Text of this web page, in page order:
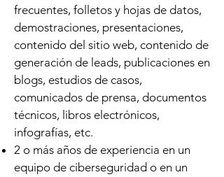
frecuentes, folletos y hojas de datos,
demostraciones, presentaciones,
contenido del sitio web, contenido de
generación de leads, publicaciones en
blogs, estudios de casos,
comunicados de prensa, documentos
técnicos, libros electrónicos,
infografías, etc.
2 o más años de experiencia en un
equipo de ciberseguridad o en un